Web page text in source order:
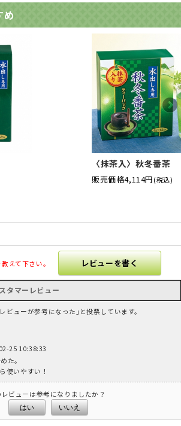
め
〈抹茶入〉秋冬番茶
販売価格4,114円(税込)
えて下さい。 レビューを書く
タマーレビュー
ビューが参考になった｣と投票しています。
25 10:38:33
た。
使いやすい！
レビューは参考になりましたか？
はい いいえ